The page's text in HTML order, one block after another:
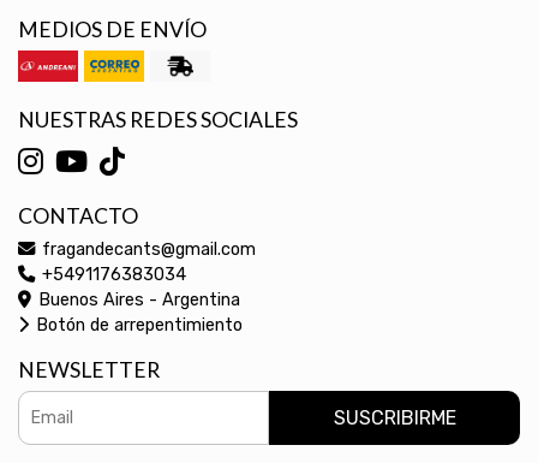
MEDIOS DE ENVÍO
NUESTRAS REDES SOCIALES
CONTACTO
fragandecants@gmail.com
+5491176383034
Buenos Aires - Argentina
Botón de arrepentimiento
NEWSLETTER
SUSCRIBIRME